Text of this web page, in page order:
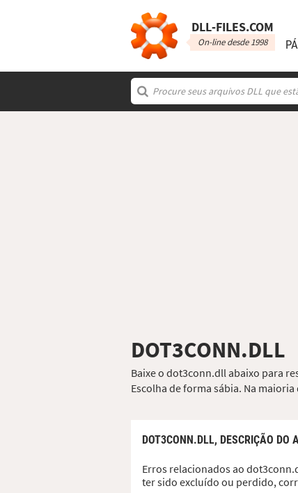
DLL‑FILES.COM
On-line desde 1998
DOT3CONN.DLL
Baixe o dot3conn.dll abaixo para
Escolha de forma sábia. Na
DOT3CONN.DLL, DESCRIÇÃO DO
Erros relacionados ao
ter sido excluído ou perdido,